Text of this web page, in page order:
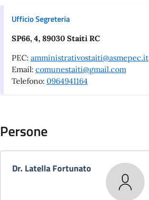
Ufficio Segreteria
SP66, 4, 89030 Staiti RC
PEC: amministrativostaiti@asmepec.it
Email: comunestaiti@gmail.com
Telefono: 0964941164
Persone
Dr. Latella Fortunato